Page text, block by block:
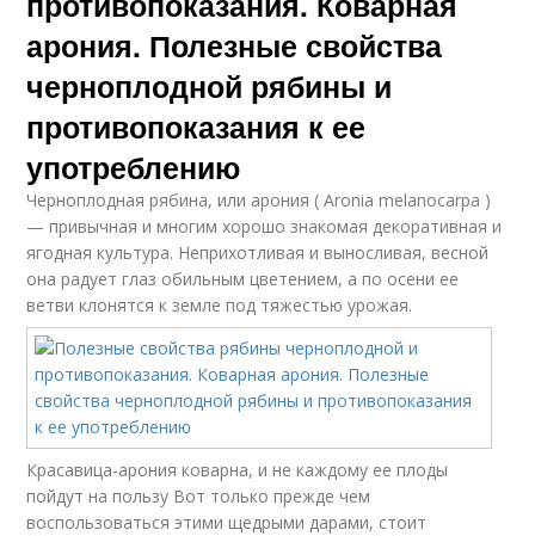
арония. Полезные свойства
черноплодной рябины и
противопоказания к ее
употреблению
Черноплодная рябина, или арония ( Aronia melanocarpa )
— привычная и многим хорошо знакомая декоративная и
ягодная культура. Неприхотливая и выносливая, весной
она радует глаз обильным цветением, а по осени ее
ветви клонятся к земле под тяжестью урожая.
Красавица-арония коварна, и не каждому ее плоды
пойдут на пользу Вот только прежде чем
воспользоваться этими щедрыми дарами, стоит